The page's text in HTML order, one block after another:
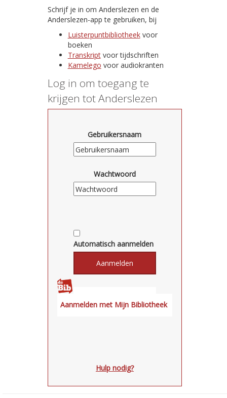
Schrijf je in om Anderslezen en de
Anderslezen-app te gebruiken, bij
Luisterpuntbibliotheekvoor
boeken
Transkriptvoor tijdschriften
Kamelego voor audiokranten
Log in om toegang te
krijgen tot Anderslezen
Gebruikersnaam
Wachtwoord
Automatisch aanmelden
Hulp nodig?